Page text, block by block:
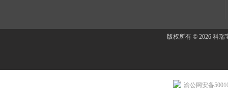
版权所有 © 2026 科
渝公网安备